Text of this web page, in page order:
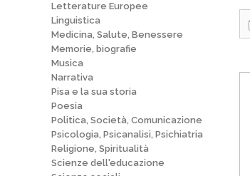
Letterature Europee
Linguistica
Medicina, Salute, Benessere
Memorie, biografie
Musica
Narrativa
Pisa e la sua storia
Poesia
Politica, Società, Comunicazione
Psicologia, Psicanalisi, Psichiatria
Religione, Spiritualità
Scienze dell'educazione